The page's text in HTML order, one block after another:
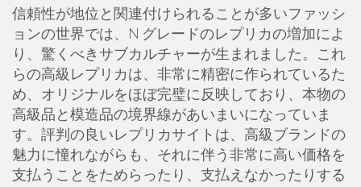
信頼性が地位と関連付けられることが多いファッシ
ョンの世界では、N グレードのレプリカの増加によ
り、驚くべきサブカルチャーが生まれました。これ
らの高級レプリカは、非常に精密に作られているた
め、オリジナルをほぼ完璧に反映しており、本物の
高級品と模造品の境界線があいまいになっていま
す。評判の良いレプリカサイトは、高級ブランドの
魅力に憧れながらも、それに伴う非常に高い価格を
支払うことをためらったり、支払えなかったりする